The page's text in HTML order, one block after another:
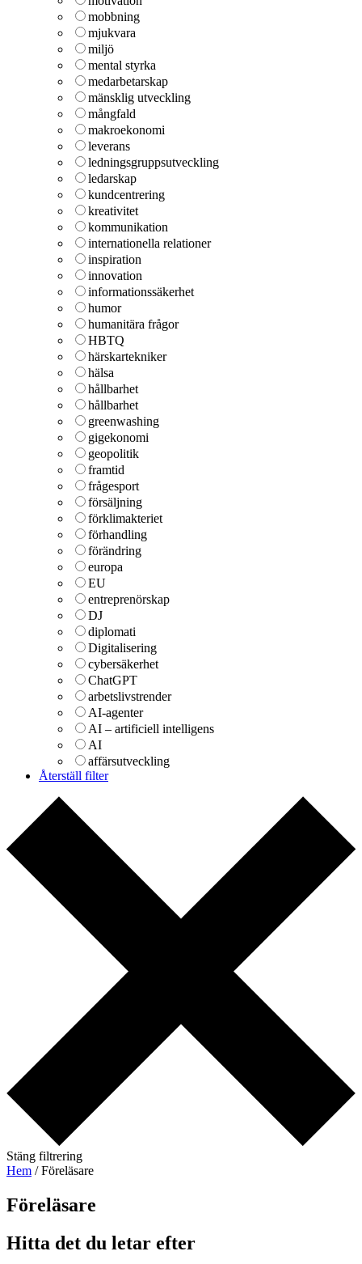
mobbning
mjukvara
miljö
mental styrka
medarbetarskap
mänsklig utveckling
mångfald
makroekonomi
leverans
ledningsgruppsutveckling
ledarskap
kundcentrering
kreativitet
kommunikation
internationella relationer
inspiration
innovation
informationssäkerhet
humor
humanitära frågor
HBTQ
härskartekniker
hälsa
hållbarhet
hållbarhet
greenwashing
gigekonomi
geopolitik
framtid
frågesport
försäljning
förklimakteriet
förhandling
förändring
europa
EU
entreprenörskap
DJ
diplomati
Digitalisering
cybersäkerhet
ChatGPT
arbetslivstrender
AI-agenter
AI – artificiell intelligens
AI
affärsutveckling
Återställ filter
Stäng filtrering
Hem / Föreläsare
Föreläsare​
Hitta det du letar efter​